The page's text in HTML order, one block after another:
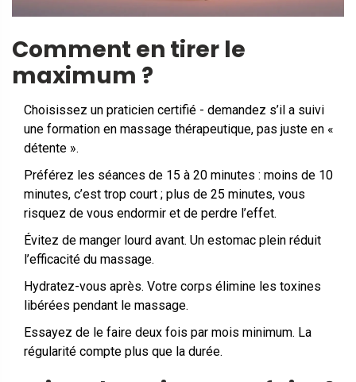
Comment en tirer le
maximum ?
Choisissez un praticien certifié - demandez s’il a suivi
une formation en massage thérapeutique, pas juste en «
détente ».
Préférez les séances de 15 à 20 minutes : moins de 10
minutes, c’est trop court ; plus de 25 minutes, vous
risquez de vous endormir et de perdre l’effet.
Évitez de manger lourd avant. Un estomac plein réduit
l’efficacité du massage.
Hydratez-vous après. Votre corps élimine les toxines
libérées pendant le massage.
Essayez de le faire deux fois par mois minimum. La
régularité compte plus que la durée.